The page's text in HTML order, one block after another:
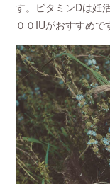
す。ビタミンDは妊
００IUがおすすめ